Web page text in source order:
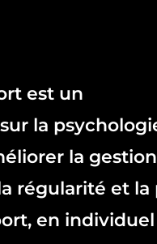
est un
la
la
régularité et la
en individuel